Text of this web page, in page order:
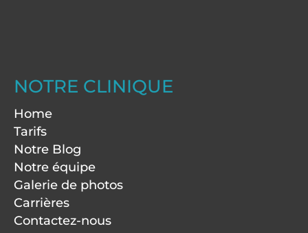
NOTRE CLINIQUE
Home
Tarifs
Notre Blog
Notre équipe
Galerie de photos
Carrières
Contactez-nous